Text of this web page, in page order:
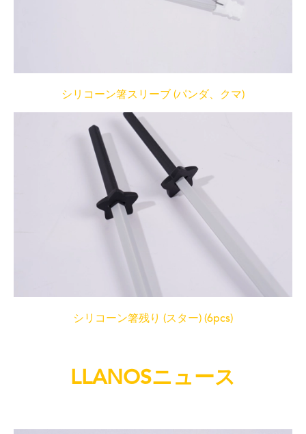
シリコーン箸スリーブ (パンダ、クマ)
シリコーン箸残り (スター) (6pcs)
LLANOSニュース